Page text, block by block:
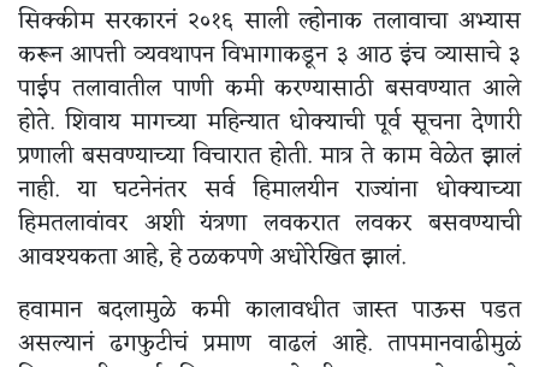
सिक्कीम सरकारनं २०१६ साली ल्होनाक तलावाचा अभ्यास
करून आपत्ती व्यवथापन विभागाकडून ३ आठ इंच व्यासाचे ३
पाईप तलावातील पाणी कमी करण्यासाठी बसवण्यात आले
होते. शिवाय मागच्या महिन्यात धोक्याची पूर्व सूचना देणारी
प्रणाली बसवण्याच्या विचारात होती. मात्र ते काम वेळेत झालं
नाही. या घटनेनंतर सर्व हिमालयीन राज्यांना धोक्याच्या
हिमतलावांवर अशी यंत्रणा लवकरात लवकर बसवण्याची
आवश्यकता आहे, हे ठळकपणे अधोरेखित झालं.
हवामान बदलामुळे कमी कालावधीत जास्त पाऊस पडत
असल्यानं ढगफुटीचं प्रमाण वाढलं आहे. तापमानवाढीमुळं